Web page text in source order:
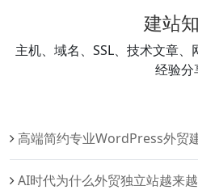
建站
主机、域名、SSL、技术文章
经验分
高端简约专业WordPress外贸
AI时代为什么外贸独立站越来